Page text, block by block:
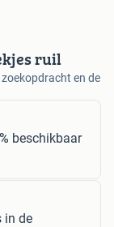
ruil
en de
beschikbaar
in de